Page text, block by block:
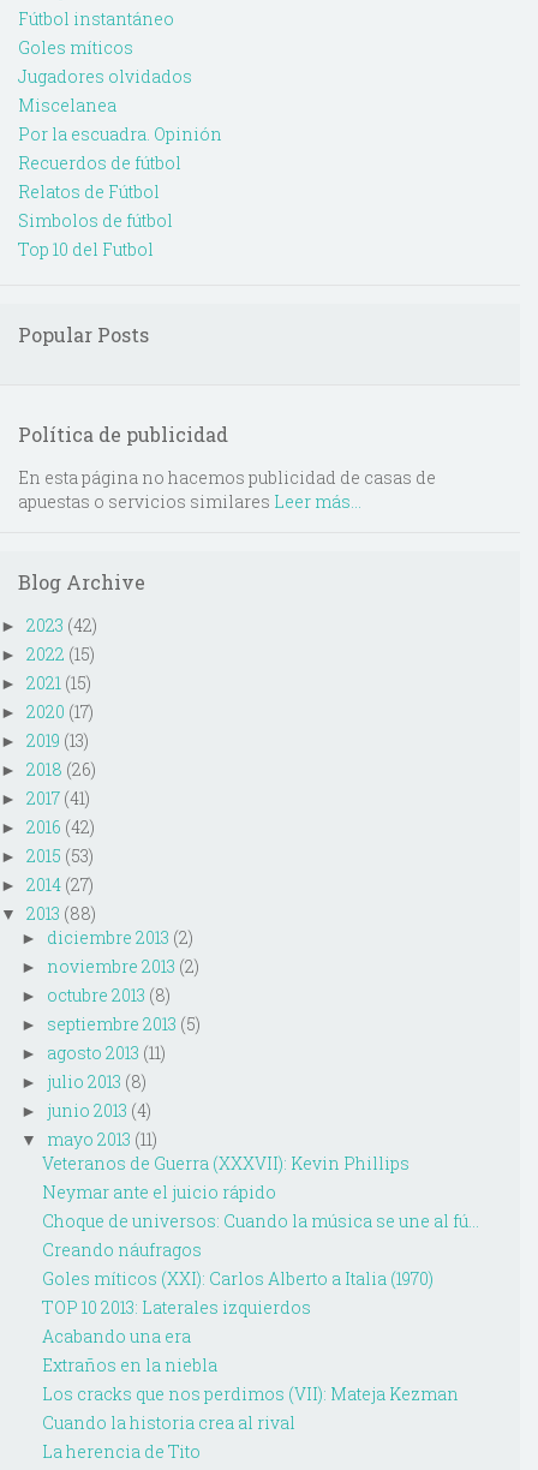
Fútbol instantáneo
Goles míticos
Jugadores olvidados
Miscelanea
Por la escuadra. Opinión
Recuerdos de fútbol
Relatos de Fútbol
Simbolos de fútbol
Top 10 del Futbol
Popular Posts
Política de publicidad
En esta página no hacemos publicidad de casas de
apuestas o servicios similares Leer más...
Blog Archive
► 2023 (42)
► 2022 (15)
► 2021 (15)
► 2020 (17)
► 2019 (13)
► 2018 (26)
► 2017 (41)
► 2016 (42)
► 2015 (53)
► 2014 (27)
▼ 2013 (88)
► diciembre 2013 (2)
► noviembre 2013 (2)
► octubre 2013 (8)
► septiembre 2013 (5)
► agosto 2013 (11)
► julio 2013 (8)
► junio 2013 (4)
▼ mayo 2013 (11)
Veteranos de Guerra (XXXVII): Kevin Phillips
Neymar ante el juicio rápido
Choque de universos: Cuando la música se une al fú...
Creando náufragos
Goles míticos (XXI): Carlos Alberto a Italia (1970)
TOP 10 2013: Laterales izquierdos
Acabando una era
Extraños en la niebla
Los cracks que nos perdimos (VII): Mateja Kezman
Cuando la historia crea al rival
La herencia de Tito